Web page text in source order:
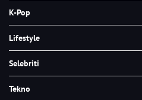
K-Pop
Lifestyle
Selebriti
Tekno